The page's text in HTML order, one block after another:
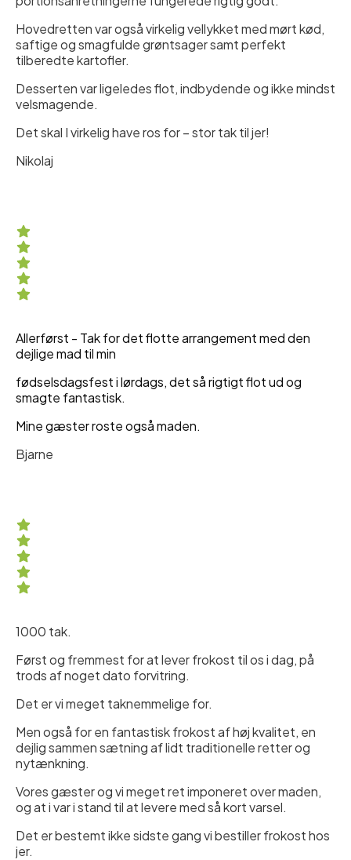
Hovedretten var også virkelig vellykket med mørt kød,
saftige og smagfulde grøntsager samt perfekt
tilberedte kartofler.
Desserten var ligeledes flot, indbydende og ikke mindst
velsmagende.
Det skal I virkelig have ros for – stor tak til jer!
Nikolaj
Allerførst - Tak for det flotte arrangement med den
dejlige mad til min
fødselsdagsfest i lørdags, det så rigtigt flot ud og
smagte fantastisk.
Mine gæster roste også maden.
Bjarne
1000 tak.
Først og fremmest for at lever frokost til os i dag, på
trods af noget dato forvitring.
Det er vi meget taknemmelige for.
Men også for en fantastisk frokost af høj kvalitet, en
dejlig sammen sætning af lidt traditionelle retter og
nytænkning.
Vores gæster og vi meget ret imponeret over maden,
og at i var i stand til at levere med så kort varsel.
Det er bestemt ikke sidste gang vi bestiller frokost hos
jer.